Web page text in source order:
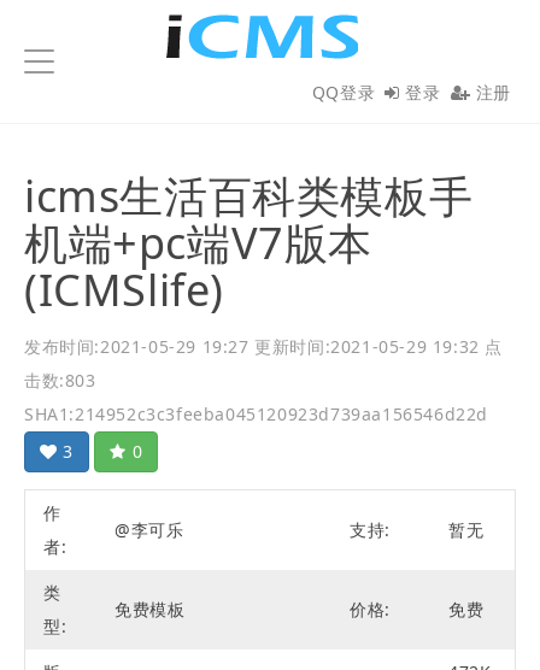
QQ登录 登录 注册
icms生活百科类模板手
机端+pc端V7版本
(ICMSlife)
发布时间:2021-05-29 19:27 更新时间:2021-05-29 19:32 点
击数:803
SHA1:214952c3c3feeba045120923d739aa156546d22d
3
0
作
者:
@李可乐 支持: 暂无
类
型:
免费模板 价格: 免费